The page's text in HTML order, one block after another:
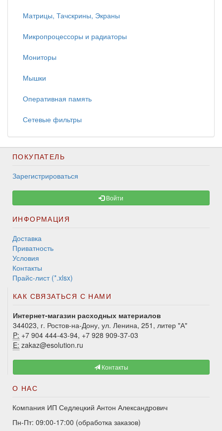
Матрицы, Тачскрины, Экраны
Микропроцессоры и радиаторы
Мониторы
Мышки
Оперативная память
Сетевые фильтры
ПОКУПАТЕЛЬ
Зарегистрироваться
Войти
ИНФОРМАЦИЯ
Доставка
Приватность
Условия
Контакты
Прайс-лист (*.xlsx)
КАК СВЯЗАТЬСЯ С НАМИ
Интернет-магазин расходных материалов
344023, г. Ростов-на-Дону, ул. Ленина, 251, литер "А"
P: +7 904 444-43-94, +7 928 909-37-03
E: zakaz@esolution.ru
Контакты
О НАС
Компания ИП Седлецкий Антон Александрович
Пн-Пт: 09:00-17:00 (обработка заказов)